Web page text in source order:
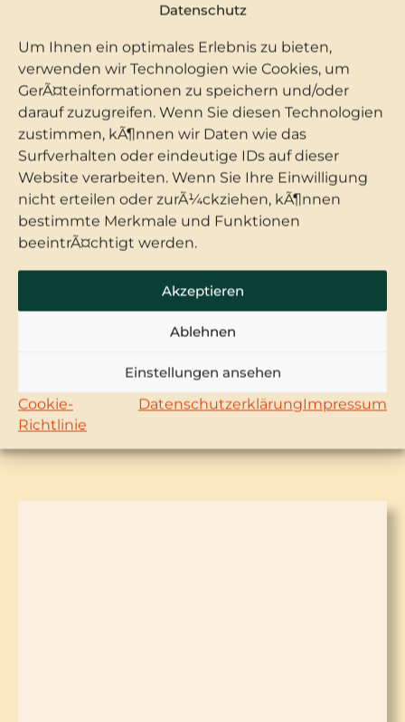
Datenschutz
Um Ihnen ein optimales Erlebnis zu bieten,
verwenden wir Technologien wie Cookies, um
GerÃ¤teinformationen zu speichern und/oder
darauf zuzugreifen. Wenn Sie diesen Technologien
zustimmen, kÃ¶nnen wir Daten wie das
Surfverhalten oder eindeutige IDs auf dieser
Website verarbeiten. Wenn Sie Ihre Einwilligung
nicht erteilen oder zurÃ¼ckziehen, kÃ¶nnen
bestimmte Merkmale und Funktionen
beeintrÃ¤chtigt werden.
Akzeptieren
Ablehnen
Einstellungen ansehen
Cookie-
Richtlinie
DatenschutzerklärungImpressum
Die Zimmer
Zur Auswahl stehen die Zimmer im
Haupthaus am Markt oder den beiden
Gästehäusern schräg gegenüber und
nebenan, das Haupthaus hat einen Aufzug …
MEHR DAZU
Die Gästehäuser